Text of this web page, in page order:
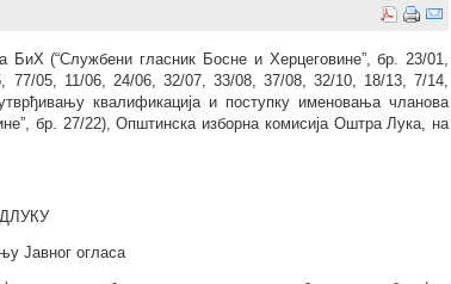
БиХ (“Службени гласник Босне и Херцеговине”, бр. 23/01,
05, 11/06, 24/06, 32/07, 33/08, 37/08, 32/10, 18/13, 7/14,
квалификација и поступку именовања чланова
бр. 27/22), Општинска изборна комисија Оштра Лука, на
Јавног огласа